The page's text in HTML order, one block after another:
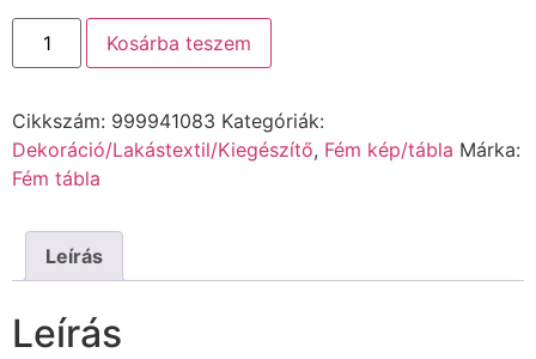
Kosárba teszem
Cikkszám: 999941083 Kategóriák:
Dekoráció/Lakástextil/Kiegészítő, Fém kép/tábla Márka:
Fém tábla
Leírás
Leírás